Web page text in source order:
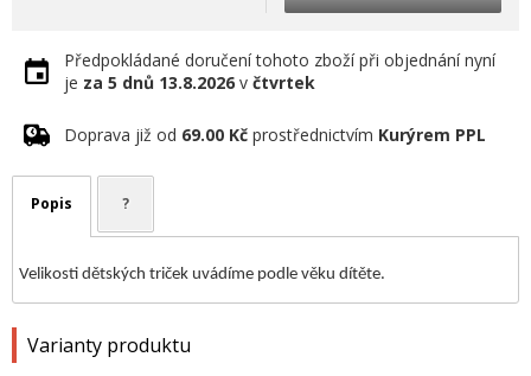
Předpokládané doručení tohoto zboží při objednání nyní
je za 5 dnů 13.8.2026 v čtvrtek
Doprava již od 69.00 Kč prostřednictvím Kurýrem PPL
Popis ?
Velikosti dětských triček uvádíme podle věku dítěte.
Varianty produktu